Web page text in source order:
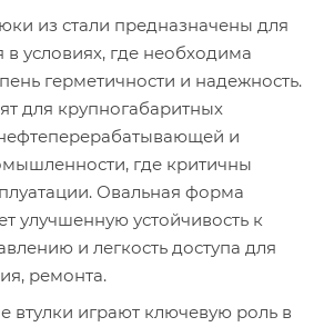
из стали предназначены для
условиях, где необходима
герметичности и надежность.
для крупногабаритных
и
где критичны
Овальная форма
улучшенную устойчивость к
и легкость доступа для
ремонта.
втулки играют ключевую роль в